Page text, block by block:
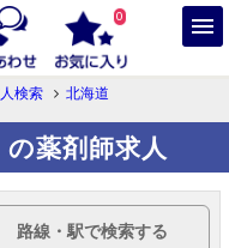
0
検索
北海道
薬剤師求人
路線・駅で検索する